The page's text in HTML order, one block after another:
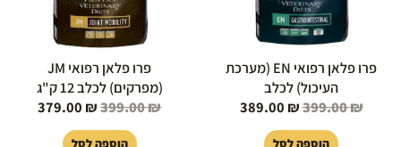
פרו פלאן רפואי EN (מערכת
העיכול) לכלב
399.00₪
389.00 ₪
הוספה לסל
פרו פלאן רפואי JM
(מפרקים) לכלב 12 ק"ג
399.00₪
379.00 ₪
הוספה לסל